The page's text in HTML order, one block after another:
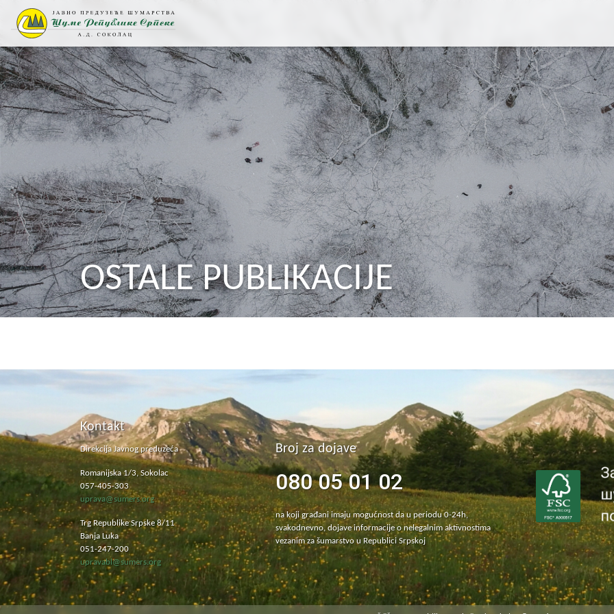
OSTALE PUBLIKACIJE
Kontakt
Direkcija Javnog preduzeća
Romanijska 1/3, Sokolac
057-405-303
uprava@sumers.org
Trg Republike Srpske 8/11
Banja Luka
051-247-200
upravabl@sumers.org
Broj za dojave
080 05 01 02
na koji građani imaju mogućnost da u periodu 0-24h,
svakodnevno, dojave informacije o nelegalnim aktivnostima
vezanim za šumarstvo u Republici Srpskoj